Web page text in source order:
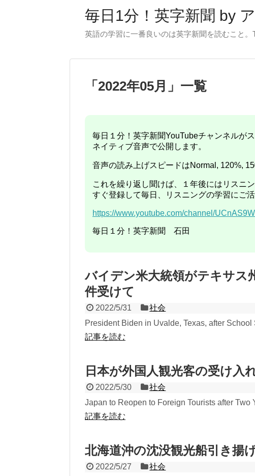
毎日1分！英字新聞 by
英語の学習に一番良いのは英字新聞を読むこと
「 2022年05月 」 一覧
毎日１分！英字新聞YouTubeチャンネルが
ネイティブ音声で公開します。
音声の読み上げスピードはNormal, 120%,
これを繰り返し聞けば、１年後にはリスニ
すぐ登録して毎日、リスニングの学習にご
https://www.youtube.com/channel/
毎日１分！英字新聞 石田
バイデン米大統領がテキサス
件受けて
2022/5/31
社会
President Biden in Uvalde, Texas, after
記事を読む
日本が外国人観光客の受け入
2022/5/30
社会
Japan to Reopen to Foreign Tourists after Two
記事を読む
北海道沖の沈没観光船引き揚
2022/5/27
社会